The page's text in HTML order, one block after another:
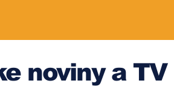
noviny a TV